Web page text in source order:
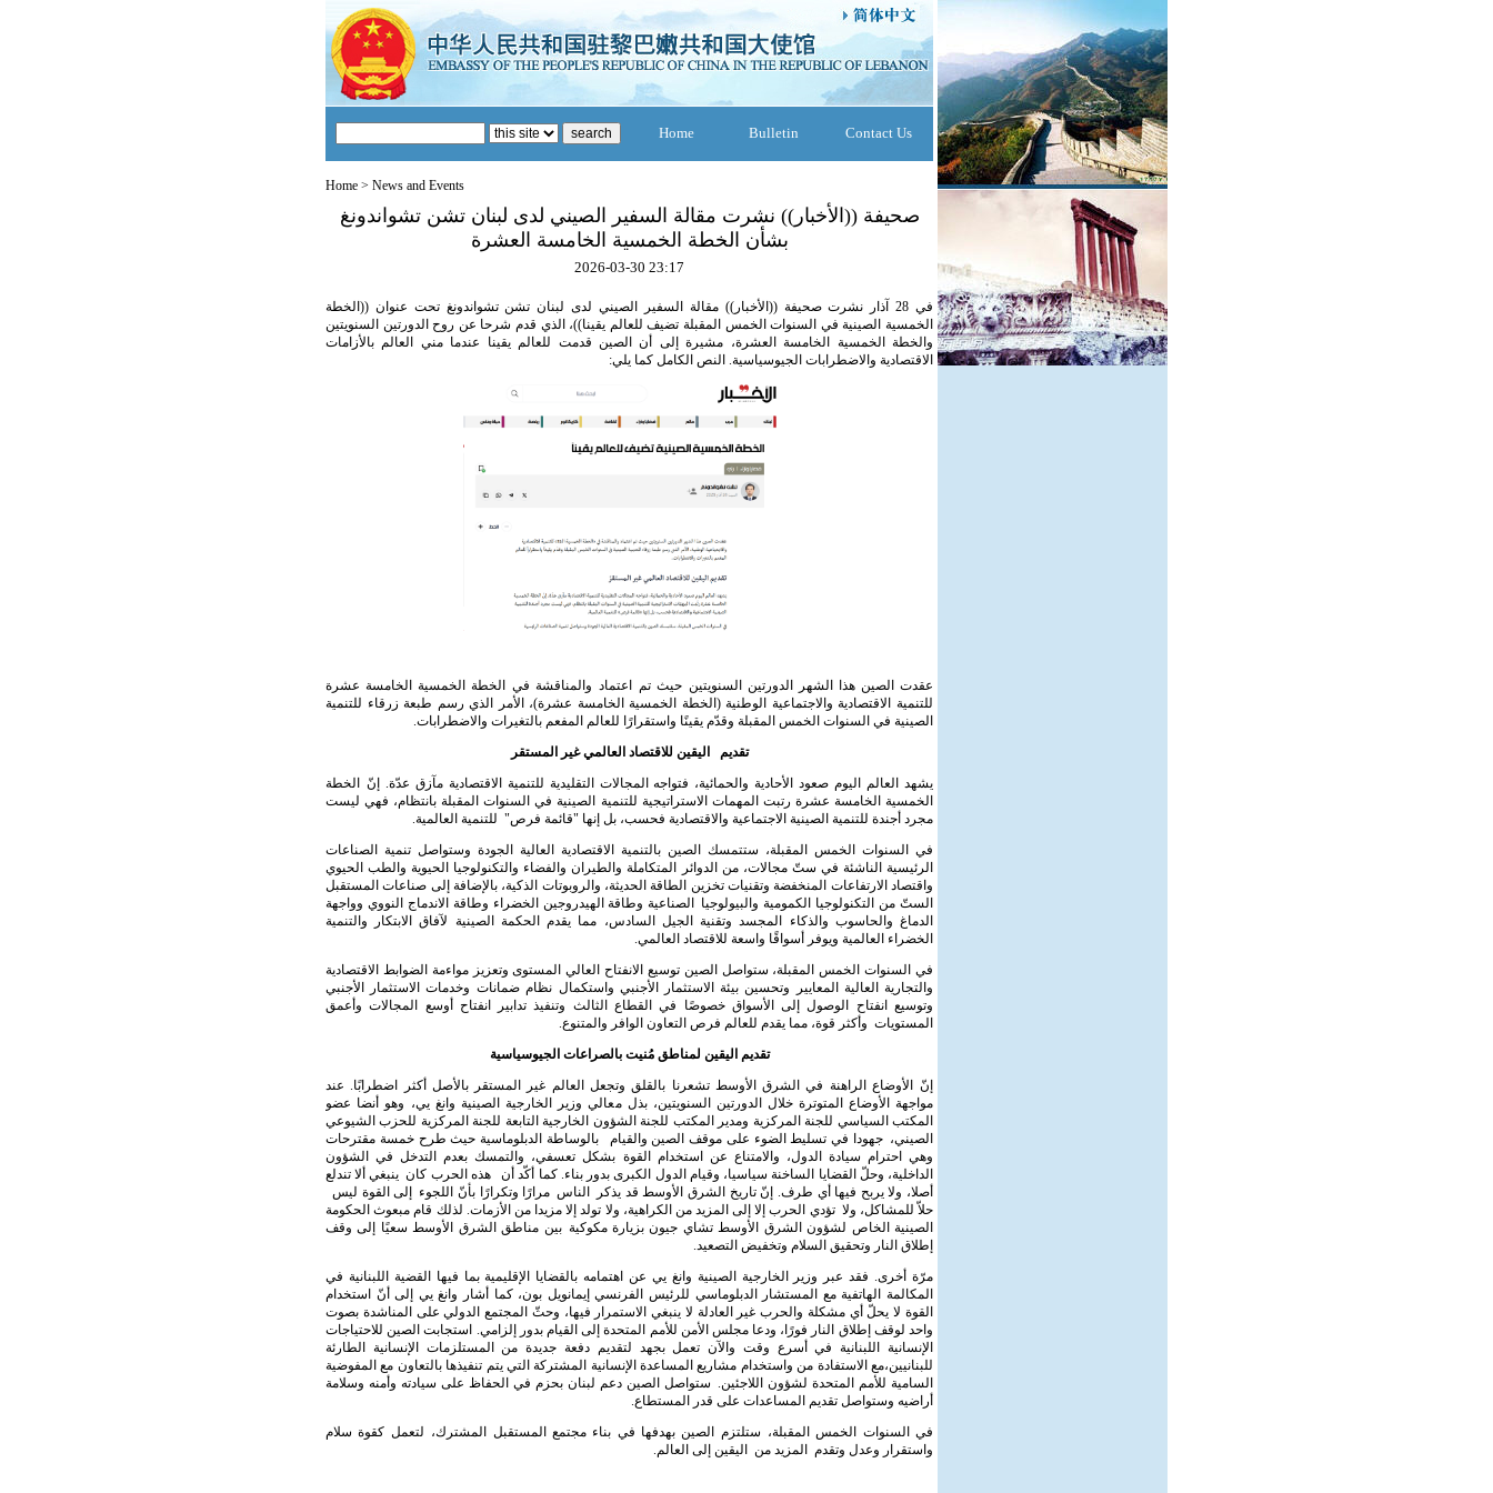
Home Bulletin Contact Us
Home > News and Events
صحيفة ((الأخبار)) نشرت مقالة السفير الصيني لدى لبنان تشن تشواندونغ
بشأن الخطة الخمسية الخامسة العشرة
2026-03-30 23:17
في 28 آذار نشرت صحيفة ((الأخبار)) مقالة السفير الصيني لدى لبنان تشن تشواندونغ تحت عنوان ((الخطة
الخمسية الصينية في السنوات الخمس المقبلة تضيف للعالم يقينا))، الذي قدم شرحا عن روح الدورتين السنويتين
والخطة الخمسية الخامسة العشرة، مشيرة إلى أن الصين قدمت للعالم يقينا عندما مني العالم بالأزامات
الاقتصادية والاضطرابات الجيوسياسية. النص الكامل كما يلي:
عقدت الصين هذا الشهر الدورتين السنويتين حيث تم اعتماد والمناقشة في الخطة الخمسية الخامسة عشرة
للتنمية الاقتصادية والاجتماعية الوطنية (الخطة الخمسية الخامسة عشرة)، الأمر الذي رسم طبعة زرقاء للتنمية
الصينية في السنوات الخمس المقبلة وقدّم يقينًا واستقرارًا للعالم المفعم بالتغيرات والاضطرابات.
تقديم اليقين للاقتصاد العالمي غير المستقر
يشهد العالم اليوم صعود الأحادية والحمائية، فتواجه المجالات التقليدية للتنمية الاقتصادية مآزق عدّة. إنّ الخطة
الخمسية الخامسة عشرة رتبت المهمات الاستراتيجية للتنمية الصينية في السنوات المقبلة بانتظام، فهي ليست
مجرد أجندة للتنمية الصينية الاجتماعية والاقتصادية فحسب، بل إنها "قائمة فرص" للتنمية العالمية.
في السنوات الخمس المقبلة، ستتمسك الصين بالتنمية الاقتصادية العالية الجودة وستواصل تنمية الصناعات
الرئيسية الناشئة في ستّ مجالات، من الدوائر المتكاملة والطيران والفضاء والتكنولوجيا الحيوية والطب الحيوي
واقتصاد الارتفاعات المنخفضة وتقنيات تخزين الطاقة الحديثة، والروبوتات الذكية، بالإضافة إلى صناعات المستقبل
الستّ من التكنولوجيا الكمومية والبيولوجيا الصناعية وطاقة الهيدروجين الخضراء وطاقة الاندماج النووي وواجهة
الدماغ والحاسوب والذكاء المجسد وتقنية الجيل السادس، مما يقدم الحكمة الصينية لآفاق الابتكار والتنمية
الخضراء العالمية ويوفر أسواقًا واسعة للاقتصاد العالمي.
في السنوات الخمس المقبلة، ستواصل الصين توسيع الانفتاح العالي المستوى وتعزيز مواءمة الضوابط الاقتصادية
والتجارية العالية المعايير وتحسين بيئة الاستثمار الأجنبي واستكمال نظام ضمانات وخدمات الاستثمار الأجنبي
وتوسيع انفتاح الوصول إلى الأسواق خصوصًا في القطاع الثالث وتنفيذ تدابير انفتاح أوسع المجالات وأعمق
المستويات وأكثر قوة، مما يقدم للعالم فرص التعاون الوافر والمتنوع.
تقديم اليقين لمناطق مُنيت بالصراعات الجيوسياسية
إنّ الأوضاع الراهنة في الشرق الأوسط تشعرنا بالقلق وتجعل العالم غير المستقر بالأصل أكثر اضطرابًا. عند
مواجهة الأوضاع المتوترة خلال الدورتين السنويتين، بذل معالي وزير الخارجية الصينية وانغ يي، وهو أنضا عضو
المكتب السياسي للجنة المركزية ومدير المكتب للجنة الشؤون الخارجية التابعة للجنة المركزية للحزب الشيوعي
الصيني، جهودا في تسليط الضوء على موقف الصين والقيام بالوساطة الدبلوماسية حيث طرح خمسة مقترحات
وهي احترام سيادة الدول، والامتناع عن استخدام القوة بشكل تعسفي، والتمسك بعدم التدخل في الشؤون
الداخلية، وحلّ القضايا الساخنة سياسيا، وقيام الدول الكبرى بدور بناء. كما أكّد أن هذه الحرب كان ينبغي ألا تندلع
أصلا، ولا يربح فيها أي طرف. إنّ تاريخ الشرق الأوسط قد يذكر الناس مرارًا وتكرارًا بأنّ اللجوء إلى القوة ليس
حلاّ للمشاكل، ولا تؤدي الحرب إلا إلى المزيد من الكراهية، ولا تولد إلا مزيدا من الأزمات. لذلك قام مبعوث الحكومة
الصينية الخاص لشؤون الشرق الأوسط تشاي جيون بزيارة مكوكية بين مناطق الشرق الأوسط سعيًا إلى وقف
إطلاق النار وتحقيق السلام وتخفيض التصعيد.
مرّة أخرى. فقد عبر وزير الخارجية الصينية وانغ يي عن اهتمامه بالقضايا الإقليمية بما فيها القضية اللبنانية في
المكالمة الهاتفية مع المستشار الدبلوماسي للرئيس الفرنسي إيمانويل بون، كما أشار وانغ يي إلى أنّ استخدام
القوة لا يحلّ أي مشكلة والحرب غير العادلة لا ينبغي الاستمرار فيها، وحثّ المجتمع الدولي على المناشدة بصوت
واحد لوقف إطلاق النار فورًا، ودعا مجلس الأمن للأمم المتحدة إلى القيام بدور إلزامي. استجابت الصين للاحتياجات
الإنسانية اللبنانية في أسرع وقت والآن تعمل بجهد لتقديم دفعة جديدة من المستلزمات الإنسانية الطارئة
للبنانيين،مع الاستفادة من واستخدام مشاريع المساعدة الإنسانية المشتركة التي يتم تنفيذها بالتعاون مع المفوضية
السامية للأمم المتحدة لشؤون اللاجئين. ستواصل الصين دعم لبنان بحزم في الحفاظ على سيادته وأمنه وسلامة
أراضيه وستواصل تقديم المساعدات على قدر المستطاع.
في السنوات الخمس المقبلة، ستلتزم الصين بهدفها في بناء مجتمع المستقبل المشترك، لتعمل كقوة سلام
واستقرار وعدل وتقدم المزيد من اليقين إلى العالم.